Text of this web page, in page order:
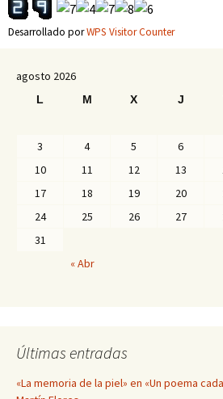
Desarrollado porWPS Visitor Counter
agosto 2026
L M X J
3
4 5 6
10
11 12 13
17
18 19 20
24
25 26 27
31
« Abr
Últimas entradas
«La memoria de la piel» en «Un poema